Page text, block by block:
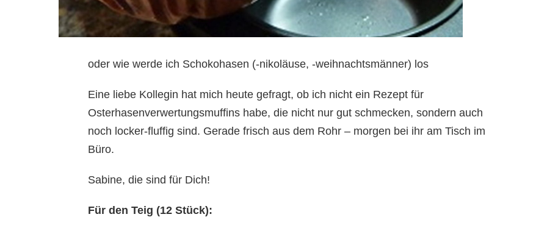
oder wie werde ich Schokohasen (-nikoläuse, -weihnachtsmänner) los
Eine liebe Kollegin hat mich heute gefragt, ob ich nicht ein Rezept für
Osterhasenverwertungsmuffins habe, die nicht nur gut schmecken, sondern auch
noch locker-fluffig sind. Gerade frisch aus dem Rohr – morgen bei ihr am Tisch im
Büro.
Sabine, die sind für Dich!
Für den Teig (12 Stück):